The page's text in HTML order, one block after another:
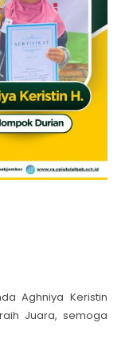
Aghniya Keristin
Juara, semoga